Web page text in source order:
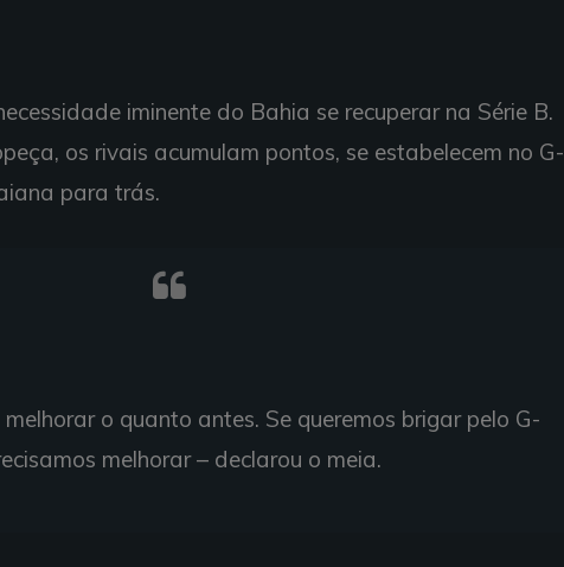
iminente do Bahia se recuperar na Série B.
os rivais acumulam pontos, se estabelecem no G-
para trás.
o quanto antes. Se queremos brigar pelo G-
melhorar – declarou o meia.